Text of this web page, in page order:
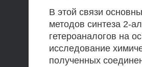
В этой связи
методов синтеза 2-
гетероаналогов на
исследование
полученных